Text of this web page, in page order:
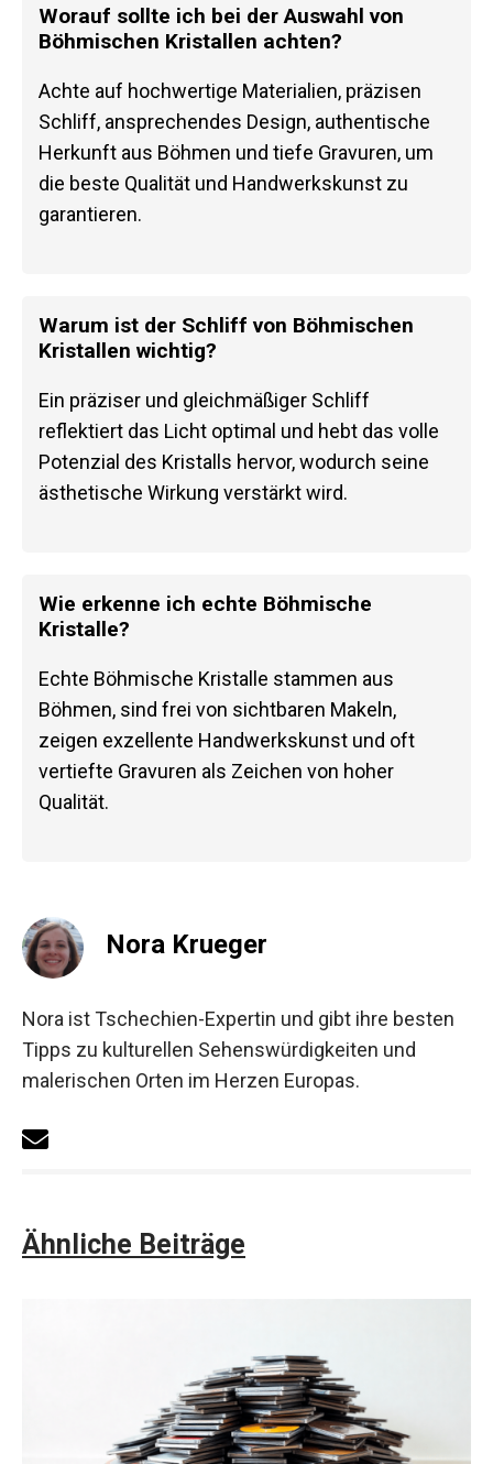
Worauf sollte ich bei der Auswahl von
Böhmischen Kristallen achten?
Achte auf hochwertige Materialien, präzisen
Schliff, ansprechendes Design, authentische
Herkunft aus Böhmen und tiefe Gravuren, um
die beste Qualität und Handwerkskunst zu
garantieren.
Warum ist der Schliff von Böhmischen
Kristallen wichtig?
Ein präziser und gleichmäßiger Schliff
reflektiert das Licht optimal und hebt das volle
Potenzial des Kristalls hervor, wodurch seine
ästhetische Wirkung verstärkt wird.
Wie erkenne ich echte Böhmische
Kristalle?
Echte Böhmische Kristalle stammen aus
Böhmen, sind frei von sichtbaren Makeln,
zeigen exzellente Handwerkskunst und oft
vertiefte Gravuren als Zeichen von hoher
Qualität.
Nora Krueger
Nora ist Tschechien-Expertin und gibt ihre besten
Tipps zu kulturellen Sehenswürdigkeiten und
malerischen Orten im Herzen Europas.
Ähnliche Beiträge